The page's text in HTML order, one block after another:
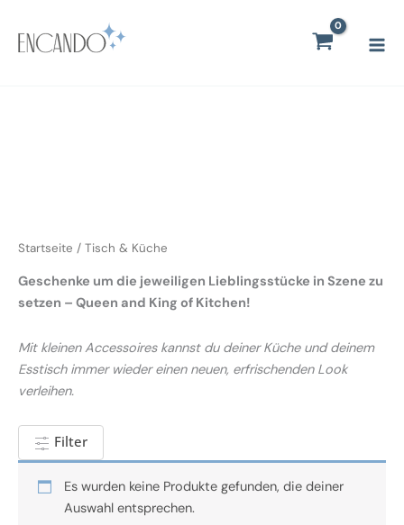
Inhalt
springen
Startseite / Tisch & Küche
Geschenke um die jeweiligen Lieblingsstücke in Szene zu
setzen – Queen and King of Kitchen!
Mit kleinen Accessoires kannst du deiner Küche und deinem
Esstisch immer wieder einen neuen, erfrischenden Look
verleihen.
Filter
Es wurden keine Produkte gefunden, die deiner
Auswahl entsprechen.